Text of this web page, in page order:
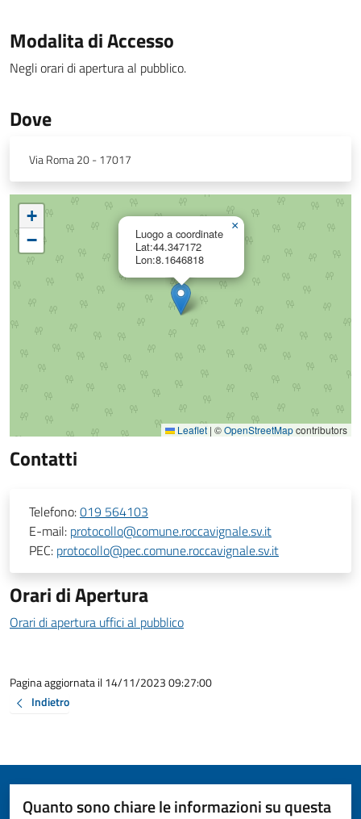
Modalita di Accesso
Negli orari di apertura al pubblico.
Dove
Via Roma 20 - 17017
Luogo a coordinate
Lat:44.347172
Lon:8.1646818
×
+
−
Leaflet | ©OpenStreetMapcontributors
Contatti
Telefono:019 564103
E-mail: protocollo@comune.roccavignale.sv.it
PEC: protocollo@pec.comune.roccavignale.sv.it
Orari di Apertura
Orari di apertura uffici al pubblico
Pagina aggiornata il 14/11/2023 09:27:00
Indietro
Quanto sono chiare le informazioni su questa